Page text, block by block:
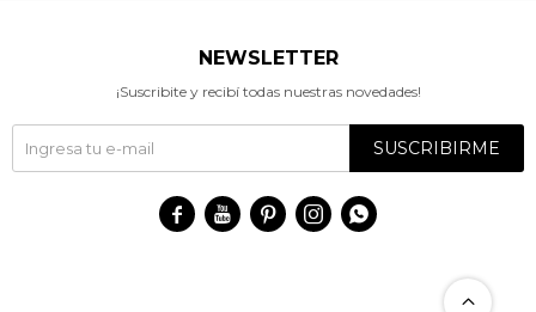
NEWSLETTER
¡Suscribite y recibí todas nuestras novedades!
SUSCRIBIRME
    